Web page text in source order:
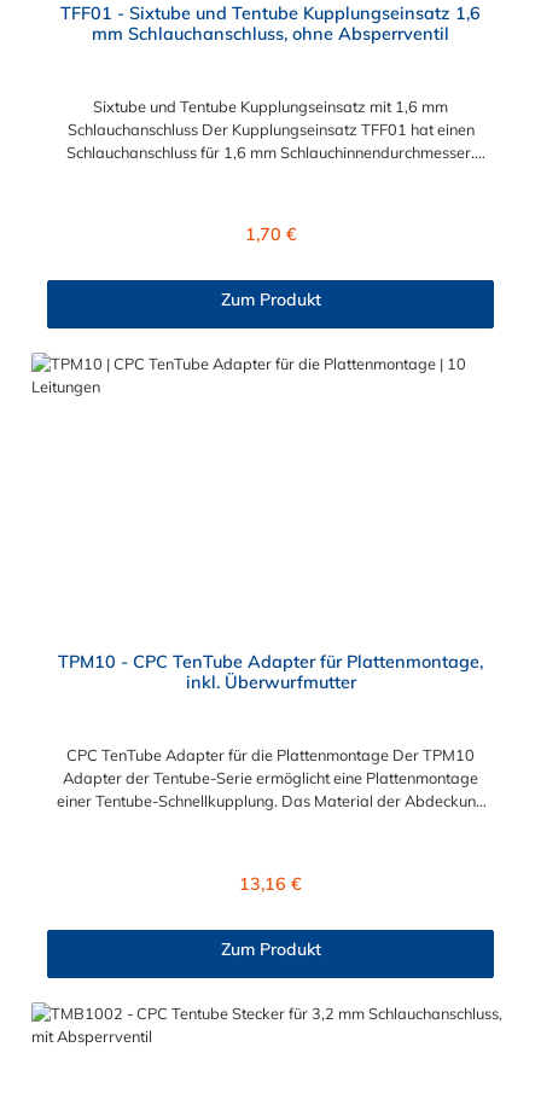
TFF01 - Sixtube und Tentube Kupplungseinsatz 1,6
mm Schlauchanschluss, ohne Absperrventil
Sixtube und Tentube Kupplungseinsatz mit 1,6 mm
Schlauchanschluss Der Kupplungseinsatz TFF01 hat einen
Schlauchanschluss für 1,6 mm Schlauchinnendurchmesser.
(Polypropylen)
Regulärer Preis:
1,70 €
Zum Produkt
TPM10 - CPC TenTube Adapter für Plattenmontage,
inkl. Überwurfmutter
CPC TenTube Adapter für die Plattenmontage Der TPM10
Adapter der Tentube-Serie ermöglicht eine Plattenmontage
einer Tentube-Schnellkupplung. Das Material der Abdeckung
Regulärer Preis:
13,16 €
Zum Produkt